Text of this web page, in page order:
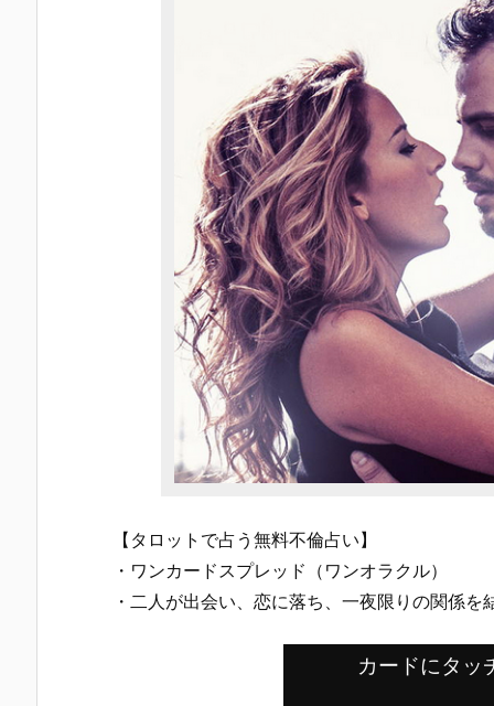
【タロットで占う無料不倫占い】
・ワンカードスプレッド（ワンオラクル）
・二人が出会い、恋に落ち、一夜限りの関係
カードにタッ